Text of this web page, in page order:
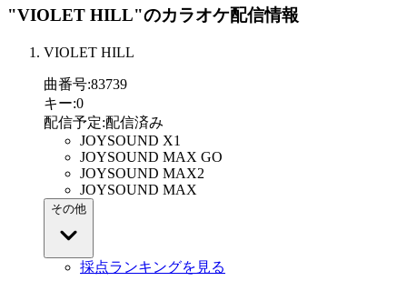
"VIOLET HILL"のカラオケ配信情報
VIOLET HILL
曲番号:83739
キー:0
配信予定:配信済み
JOYSOUND X1
JOYSOUND MAX GO
JOYSOUND MAX2
JOYSOUND MAX
その他
採点ランキングを見る